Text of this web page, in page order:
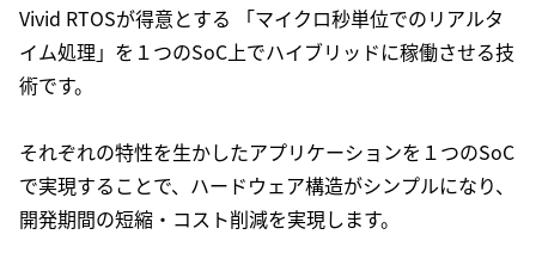
Vivid RTOSが得意とする 「マイクロ秒単位でのリアルタ
イム処理」を１つのSoC上でハイブリッドに稼働させる技
術です。
それぞれの特性を生かしたアプリケーションを１つのSoC
で実現することで、ハードウェア構造がシンプルになり、
開発期間の短縮・コスト削減を実現します。